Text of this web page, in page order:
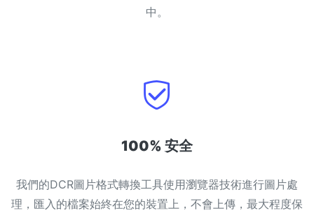
中。
100% 安全
我們的DCR圖片格式轉換工具使用瀏覽器技術進行圖片處
理，匯入的檔案始終在您的裝置上，不會上傳，最大程度保